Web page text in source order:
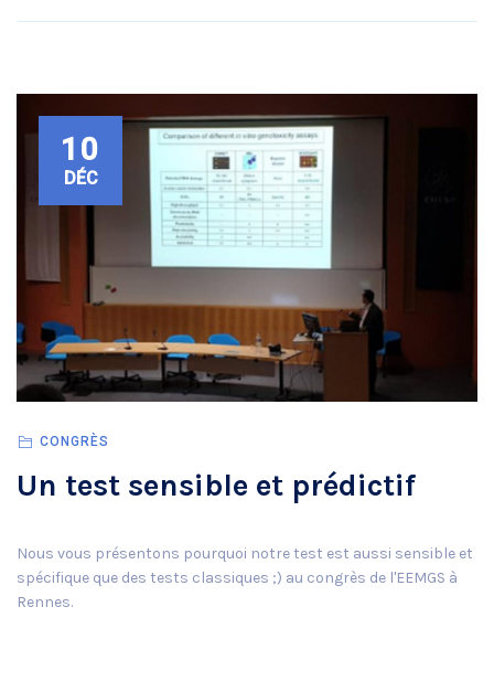
10
DÉC
CONGRÈS
Un test sensible et prédictif
Nous vous présentons pourquoi notre test est aussi sensible et
spécifique que des tests classiques ;) au congrès de l'EEMGS à
Rennes.